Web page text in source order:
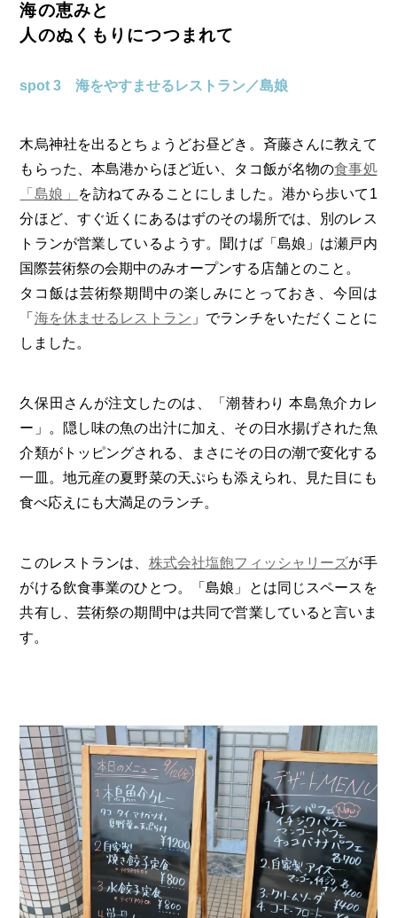
海の恵みと
人のぬくもりにつつまれて
spot 3 海をやすませるレストラン／島娘
木烏神社を出るとちょうどお昼どき。斉藤さんに教えて
もらった、本島港からほど近い、タコ飯が名物の食事処
「島娘」
を訪ねてみることにしました。港から歩いて1
分ほど、すぐ近くにあるはずのその場所では、別のレス
トランが営業しているようす。聞けば「島娘」は瀬戸内
国際芸術祭の会期中のみオープンする店舗とのこと。
タコ飯は芸術祭期間中の楽しみにとっておき、今回は
「 海を休ませるレストラン 」でランチをいただくことに
しました。
久保田さんが注文したのは、「潮替わり 本島魚介カレ
ー」。隠し味の魚の出汁に加え、その日水揚げされた魚
介類がトッピングされる、まさにその日の潮で変化する
一皿。地元産の夏野菜の天ぷらも添えられ、見た目にも
食べ応えにも大満足のランチ。
このレストランは、 株式会社塩飽フィッシャリーズが手
がける飲食事業のひとつ。「島娘」とは同じスペースを
共有し、芸術祭の期間中は共同で営業していると言いま
す。